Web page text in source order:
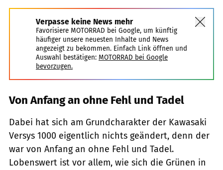
Verpasse keine News mehr
Favorisiere MOTORRAD bei Google, um künftig
häufiger unsere neuesten Inhalte und News
angezeigt zu bekommen. Einfach Link öffnen und
Auswahl bestätigen: MOTORRAD bei Google
bevorzugen.
Von Anfang an ohne Fehl und Tadel
Dabei hat sich am Grundcharakter der Kawasaki
Versys 1000 eigentlich nichts geändert, denn der
war von Anfang an ohne Fehl und Tadel.
Lobenswert ist vor allem, wie sich die Grünen in